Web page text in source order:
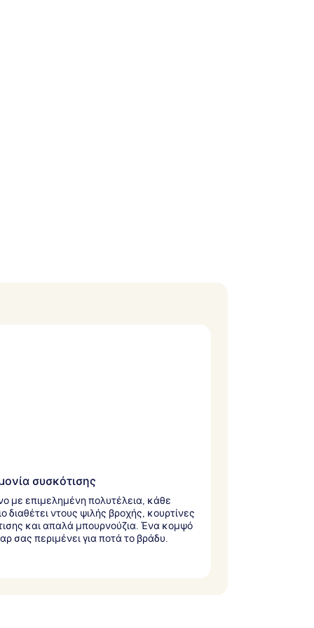
συσκότισης
με επιμελημένη πολυτέλεια, κάθε
διαθέτει ντους ψιλής βροχής, κουρτίνες
και απαλά μπουρνούζια. Ένα κομψό
σας περιμένει για ποτά το βράδυ.